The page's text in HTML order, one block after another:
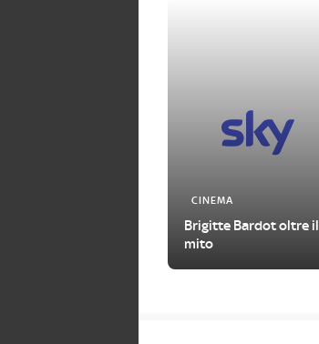
CINEMA
Brigitte Bardot oltre il
mito